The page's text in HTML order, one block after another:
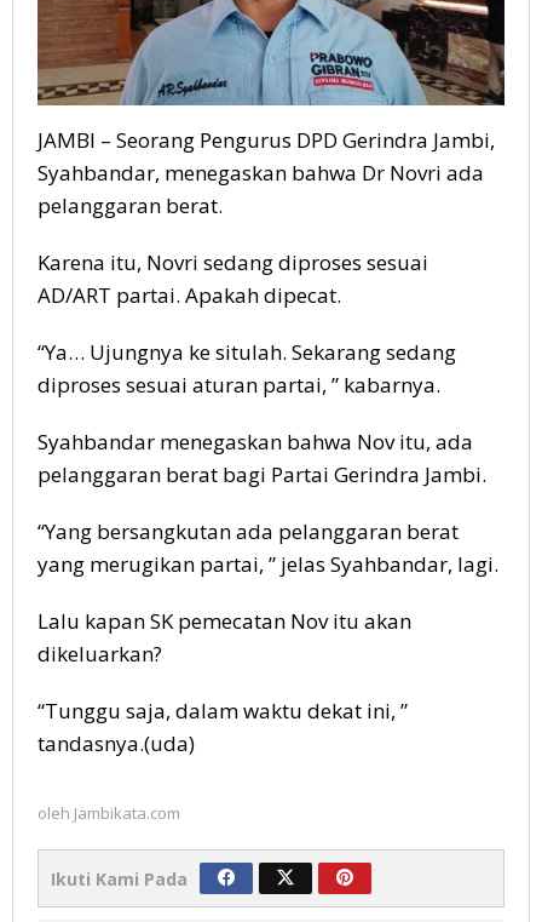
JAMBI – Seorang Pengurus DPD Gerindra Jambi,
Syahbandar, menegaskan bahwa Dr Novri ada
pelanggaran berat.
Karena itu, Novri sedang diproses sesuai
AD/ART partai. Apakah dipecat.
“Ya… Ujungnya ke situlah. Sekarang sedang
diproses sesuai aturan partai, ” kabarnya.
Syahbandar menegaskan bahwa Nov itu, ada
pelanggaran berat bagi Partai Gerindra Jambi.
“Yang bersangkutan ada pelanggaran berat
yang merugikan partai, ” jelas Syahbandar, lagi.
Lalu kapan SK pemecatan Nov itu akan
dikeluarkan?
“Tunggu saja, dalam waktu dekat ini, ”
tandasnya.(uda)
oleh Jambikata.com
Ikuti Kami Pada